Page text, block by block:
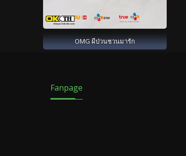
OMG ผีป่วนชวนมารัก
Fanpage